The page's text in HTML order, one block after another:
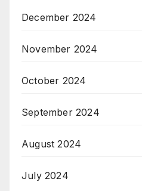
December 2024
November 2024
October 2024
September 2024
August 2024
July 2024